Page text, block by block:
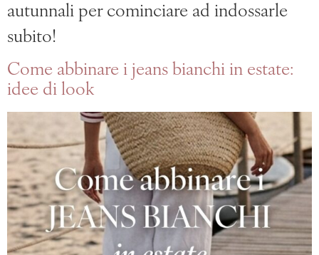
autunnali per cominciare ad indossarle
subito!
Come abbinare i jeans bianchi in estate:
idee di look